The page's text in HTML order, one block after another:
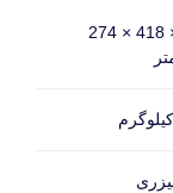
430 × 418 × 274